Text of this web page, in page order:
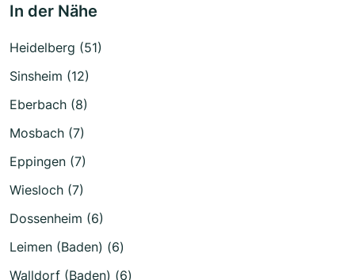
In der Nähe
Heidelberg (51)
Sinsheim (12)
Eberbach (8)
Mosbach (7)
Eppingen (7)
Wiesloch (7)
Dossenheim (6)
Leimen (Baden) (6)
Walldorf (Baden) (6)